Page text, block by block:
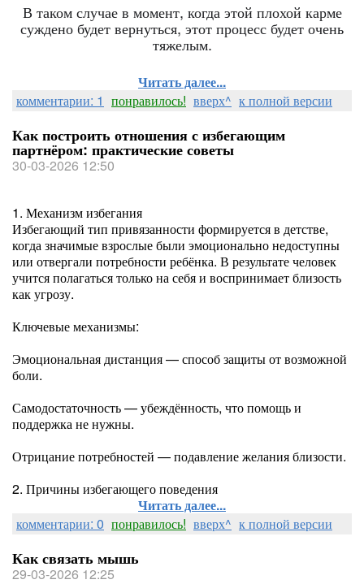
В таком случае в момент, когда этой плохой карме
суждено будет вернуться, этот процесс будет очень
тяжелым.
Читать далее...
комментарии: 1 понравилось! вверх^ к полной версии
Как построить отношения с избегающим
партнёром: практические советы
30-03-2026 12:50
1. Механизм избегания
Избегающий тип привязанности формируется в детстве,
когда значимые взрослые были эмоционально недоступны
или отвергали потребности ребёнка. В результате человек
учится полагаться только на себя и воспринимает близость
как угрозу.
Ключевые механизмы:
Эмоциональная дистанция — способ защиты от возможной
боли.
Самодостаточность — убеждённость, что помощь и
поддержка не нужны.
Отрицание потребностей — подавление желания близости.
2. Причины избегающего поведения
Читать далее...
комментарии: 0 понравилось! вверх^ к полной версии
Как связать мышь
29-03-2026 12:25